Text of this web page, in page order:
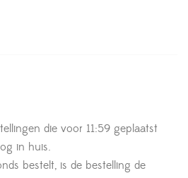
die voor 11:59 geplaatst
in huis.
bestelt, is de bestelling de